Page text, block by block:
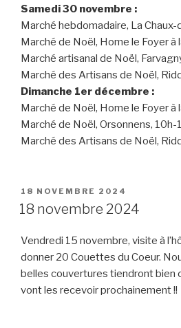
Samedi 30 novembre :
Marché hebdomadaire, La
Marché de Noël, Home le Foyer à
Marché artisanal de Noël,
Marché des Artisans de Noël,
Dimanche 1er décembre :
Marché de Noël, Home le Foyer à
Marché de Noël, Orsonnens, 10h-
Marché des Artisans de Noël,
PUBLIÉ
LE
18 NOVEMBRE 2024
18 novembre 2024
Vendredi 15 novembre, visite à
donner 20 Couettes du Coeur.
belles couvertures tiendront bien
vont les recevoir prochainement !!